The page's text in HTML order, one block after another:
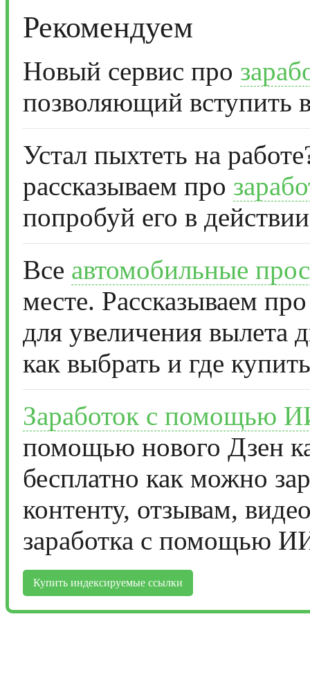
Рекомендуем
Новый сервис про
позволяющий вступить
Устал пыхтеть на
рассказываем про
попробуй его в
Все автомобильные
месте. Рассказываем
для увеличения вылета
как выбрать и где
Заработок с помощью
помощью нового Дзен
бесплатно как можно
контенту, отзывам,
заработка с помощью
Купить индексируемые ссылки